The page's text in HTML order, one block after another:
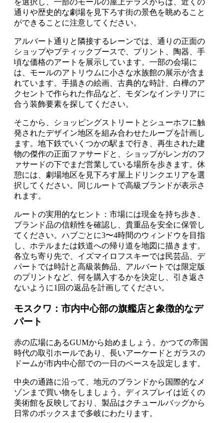
通りや歴史的な劇場を見下ろす街の景色を眺めること
ができることに注意してください。
アルバート通りと隣接するレーンでは、通りの正面の
ショップやブティックブースで、プリント、陶器、手
頃な価格のアートを展示しています。一部の会場に
は、モールのアトリウムに小さな水族館の展示が含ま
れています。手描きの絵画、古典的な時計、白樺のア
クセントで作られた作品など、モダンなインテリアに
合う装飾要素を探してください。
そこから、ショッピングストリートとシューホフに触
発されたデザイン地区を組み合わせたループを計画し
ます。地下鉄でいくつかの駅まで行き、再生された建
物の傑作の正面ファサードと、ショップがレンガのフ
ァサードの下でまだ営業している場所を歩きます。休
憩には、劇場地区を見下ろす屋上ドリンクエリアを選
択してください。同じルートで高級ブランドが表示さ
れます。
ルートの実用的なヒント：市場には現金を持ち歩き、
ブランド品の信頼性を確認し、貴重品を安全に保管し
てください。ハブごとに3〜4時間のウィンドウを目指
し、ホテルまたは鉄道への帰り道を地図に描きます。
各立ち寄り先で、イズマイロフスキーでは民芸品、デ
パートでは時計と高級装飾品、アルバートでは限定版
のプリントなど、何を購入するかを決定し、引き返さ
ないように1回の返品を計画してください。
モスクワ：市内中心部の旗艦店と象徴的なデ
パート
赤の広場にあるGUMから始めましょう。かつての帝国
時代の取引ホールであり、長いアーケードとガラスの
ドームが市内中心部での一日のペースを設定します。
中央の通路に沿って、地元のブランドから国際的なメ
ゾンまで買い物をしましょう。ディスプレイは近くの
美術館を反映しており、製品はクチュールバッグから
日常のボックスまで多岐にわたります。